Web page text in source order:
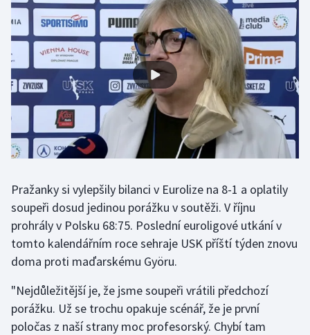
Házená
Jezdectví
Judo
Krasobruslení
Lezení
Lyže a snowboard
Moderní pětiboj
Motorsport
Olympijské hry
Parasport
Pražanky si vylepšily bilanci v Eurolize na 8-1 a oplatily
soupeři dosud jedinou porážku v soutěži. V říjnu
prohrály v Polsku 68:75. Poslední euroligové utkání v
tomto kalendářním roce sehraje USK příští týden znovu
doma proti maďarskému Györu.
"Nejdůležitější je, že jsme soupeři vrátili předchozí
porážku. Už se trochu opakuje scénář, že je první
poločas z naší strany moc profesorský. Chybí tam